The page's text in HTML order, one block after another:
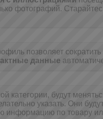
фотографий.
позволяет
данные
категории, будут
указать. Они
информацию по товару